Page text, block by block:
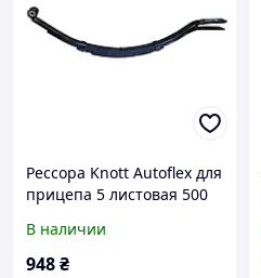
Рессора Knott Autoflex для
прицепа 5 листовая 500
В наличии
948₴